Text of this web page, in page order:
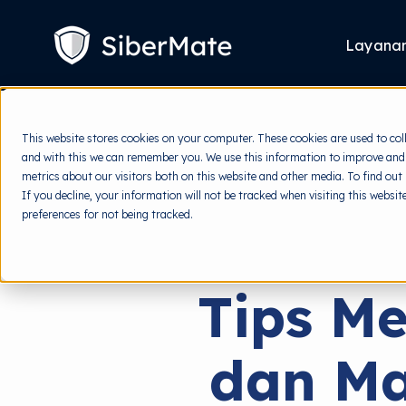
This website stores cookies on your computer. These cookies are used to
and with this we can remember you. We use this information to improve
metrics about our visitors both on this website and other media. To find
If you decline, your information will not be tracked when visiting this
preferences for not being tracked.
CONTENT
Tips
dan